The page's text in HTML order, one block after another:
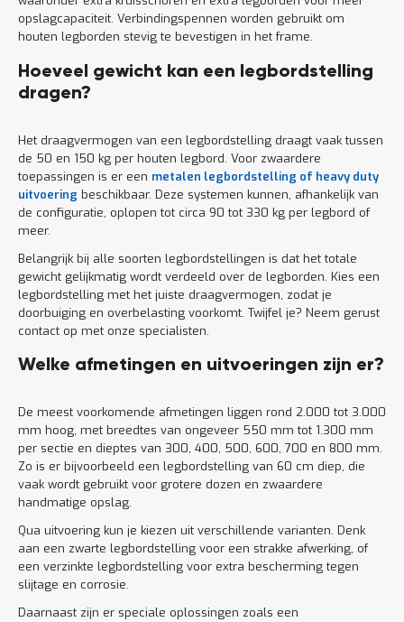
opslagcapaciteit. Verbindingspennen worden gebruikt om
houten legborden stevig te bevestigen in het frame.
Hoeveel gewicht kan een legbordstelling
dragen?
Het draagvermogen van een legbordstelling draagt vaak tussen
de 50 en 150 kg per houten legbord. Voor zwaardere
toepassingen is er een metalen legbordstelling of heavy duty
uitvoering beschikbaar. Deze systemen kunnen, afhankelijk van
de configuratie, oplopen tot circa 90 tot 330 kg per legbord of
meer.
Belangrijk bij alle soorten legbordstellingen is dat het totale
gewicht gelijkmatig wordt verdeeld over de legborden. Kies een
legbordstelling met het juiste draagvermogen, zodat je
doorbuiging en overbelasting voorkomt. Twijfel je? Neem gerust
contact op met onze specialisten.
Welke afmetingen en uitvoeringen zijn er?
De meest voorkomende afmetingen liggen rond 2.000 tot 3.000
mm hoog, met breedtes van ongeveer 550 mm tot 1.300 mm
per sectie en dieptes van 300, 400, 500, 600, 700 en 800 mm.
Zo is er bijvoorbeeld een legbordstelling van 60 cm diep, die
vaak wordt gebruikt voor grotere dozen en zwaardere
handmatige opslag.
Qua uitvoering kun je kiezen uit verschillende varianten. Denk
aan een zwarte legbordstelling voor een strakke afwerking, of
een verzinkte legbordstelling voor extra bescherming tegen
slijtage en corrosie.
Daarnaast zijn er speciale oplossingen zoals een